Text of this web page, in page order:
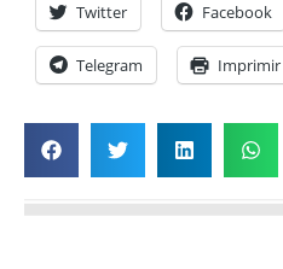
Twitter Facebook
Telegram Imprimir